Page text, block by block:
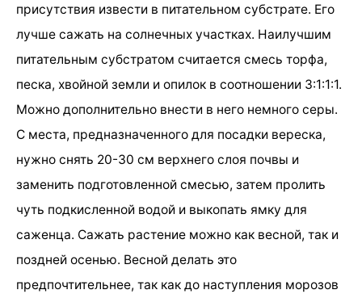
присутствия извести в питательном субстрате. Его
лучше сажать на солнечных участках. Наилучшим
питательным субстратом считается смесь торфа,
песка, хвойной земли и опилок в соотношении 3:1:1:1.
Можно дополнительно внести в него немного серы.
С места, предназначенного для посадки вереска,
нужно снять 20-30 см верхнего слоя почвы и
заменить подготовленной смесью, затем пролить
чуть подкисленной водой и выкопать ямку для
саженца. Сажать растение можно как весной, так и
поздней осенью. Весной делать это
предпочтительнее, так как до наступления морозов